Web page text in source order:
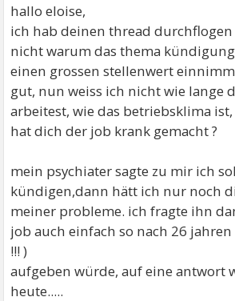
hallo eloise,
ich hab deinen thread
nicht warum das thema
einen grossen stellenwert
gut, nun weiss ich nicht wie lange
arbeitest, wie das betriebsklima ist,
hat dich der job krank gemacht ?
mein psychiater sagte zu mir ich
kündigen,dann hätt ich nur noch
meiner probleme. ich fragte ihn
job auch einfach so nach 26
!!! )
aufgeben würde, auf eine antwort
heute.....